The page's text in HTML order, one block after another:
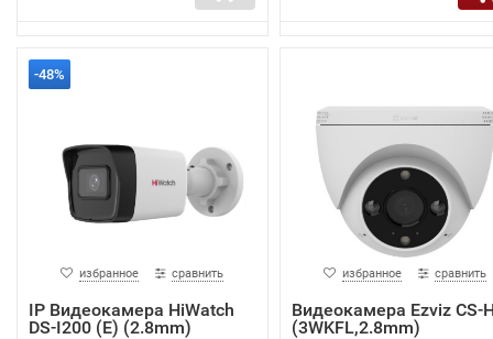
-48%
избранное сравнить
IP Видеокамера HiWatch
DS-I200 (E) (2.8mm)
избранное сравнить
Видеокамера Ezviz CS-
(3WKFL,2.8mm)